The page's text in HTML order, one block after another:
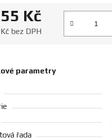
Kč
bez DPH
parametry
řada